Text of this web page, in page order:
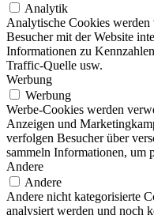
Analytik
Analytische Cookies
Besucher mit der Website
Informationen zu
Traffic-Quelle usw.
Werbung
Werbung
Werbe-Cookies werden
Anzeigen und
verfolgen Besucher über
sammeln Informationen, um
Andere
Andere
Andere nicht kategorisierte
analysiert werden und noch